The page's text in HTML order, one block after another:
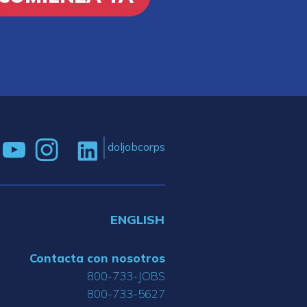
doljobcorps
ENGLISH
Contacta con nosotros
800-733-JOBS
800-733-5627